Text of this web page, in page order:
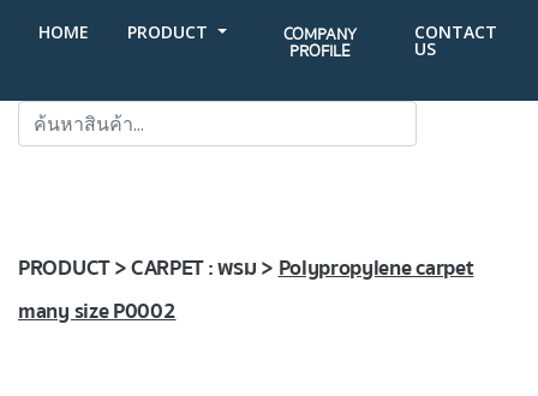
HOME PRODUCT COMPANY
PROFILE
CONTACT
US
PRODUCT > CARPET : พรม >Polypropylene carpet
many size P0002